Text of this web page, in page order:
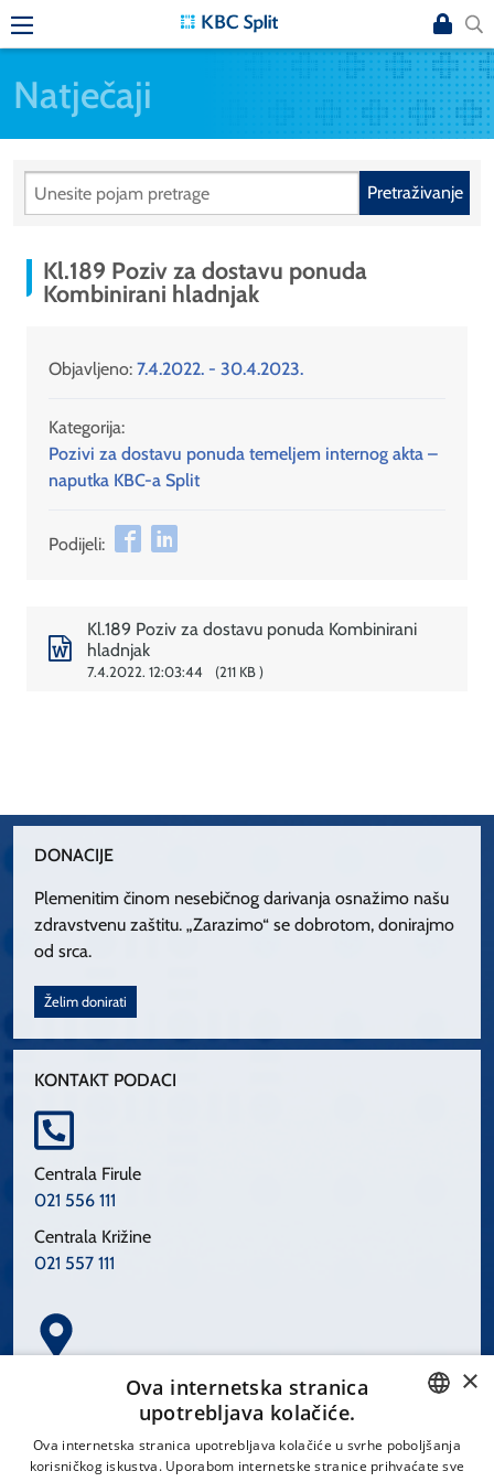
Natječaji
Pretraživanje
Kl.189 Poziv za dostavu ponuda
Kombinirani hladnjak
Objavljeno: 7.4.2022. - 30.4.2023.
Kategorija:
Pozivi za dostavu ponuda temeljem internog akta –
naputka KBC-a Split
Podijeli:
Kl.189 Poziv za dostavu ponuda Kombinirani
hladnjak
7.4.2022. 12:03:44 211 KB
DONACIJE
Plemenitim činom nesebičnog darivanja osnažimo našu
zdravstvenu zaštitu. „Zarazimo“ se dobrotom, donirajmo
od srca.
Želim donirati
KONTAKT PODACI
Centrala Firule
021 556 111
Centrala Križine
021 557 111
Spinčićeva 1, 21000 Split
CROATIAN
×
Ova internetska stranica
upotrebljava kolačiće.
Ova internetska stranica upotrebljava kolačiće u svrhe poboljšanja
korisničkog iskustva. Uporabom internetske stranice prihvaćate sve